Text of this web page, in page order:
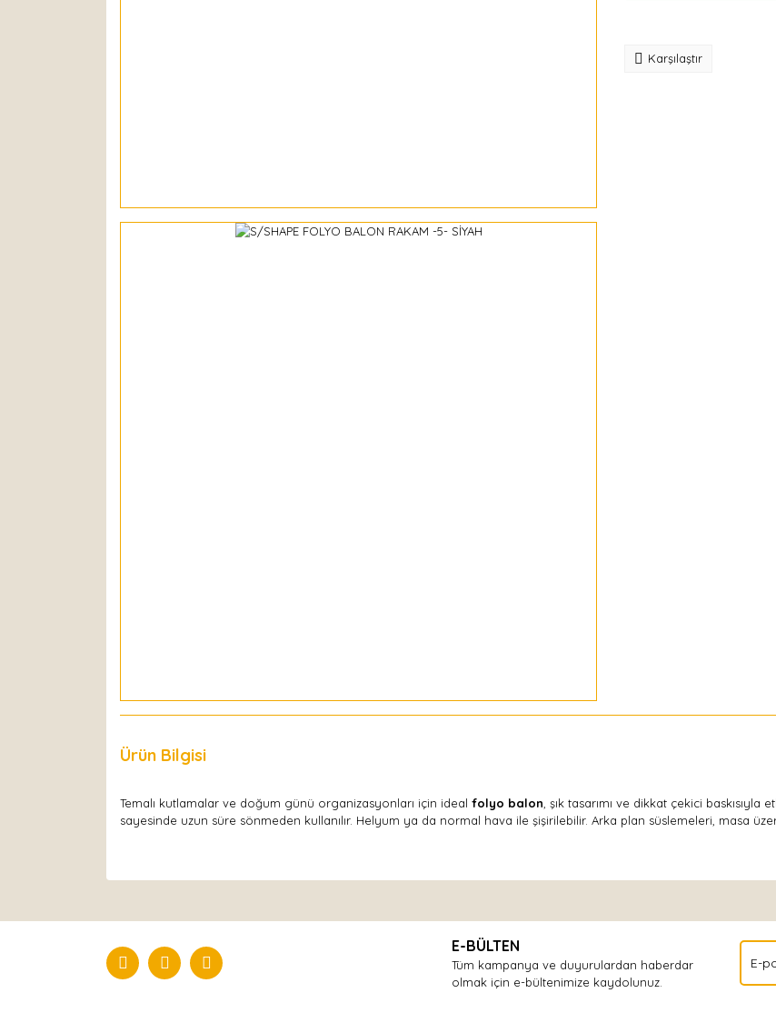
Karşılaştır
Ürün Bilgisi
Temalı kutlamalar ve doğum günü organizasyonları için ideal folyo balon , şık tasarımı ve dikkat çekici
sayesinde uzun süre sönmeden kullanılır. Helyum ya da normal hava ile şişirilebilir. Arka plan süslemeleri, masa
Yorum Yaz
E-BÜLTEN
Tüm kampanya ve duyurulardan haberdar
olmak için e-bültenimize kaydolunuz.